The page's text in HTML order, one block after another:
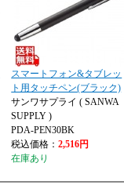
スマートフォン&タブレッ
ト用タッチペン(ブラック)
サンワサプライ ( SANWA
SUPPLY )
PDA-PEN30BK
税込価格：2,516円
在庫あり